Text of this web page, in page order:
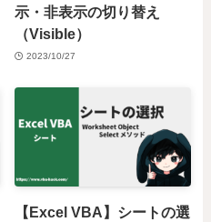
示・非表示の切り替え
（Visible）
2023/10/27
【Excel VBA】シートの選